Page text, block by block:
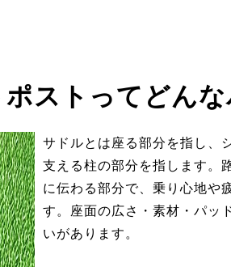
ストってどんな
サドルとは座る部分を指し、
支える柱の部分を指します。
に伝わる部分で、乗り心地や
す。座面の広さ・素材・パッ
いがあります。